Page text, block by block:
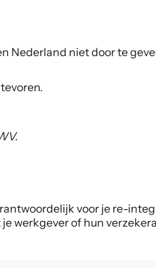
Nederland niet door te
voor je re-
werkgever of hun